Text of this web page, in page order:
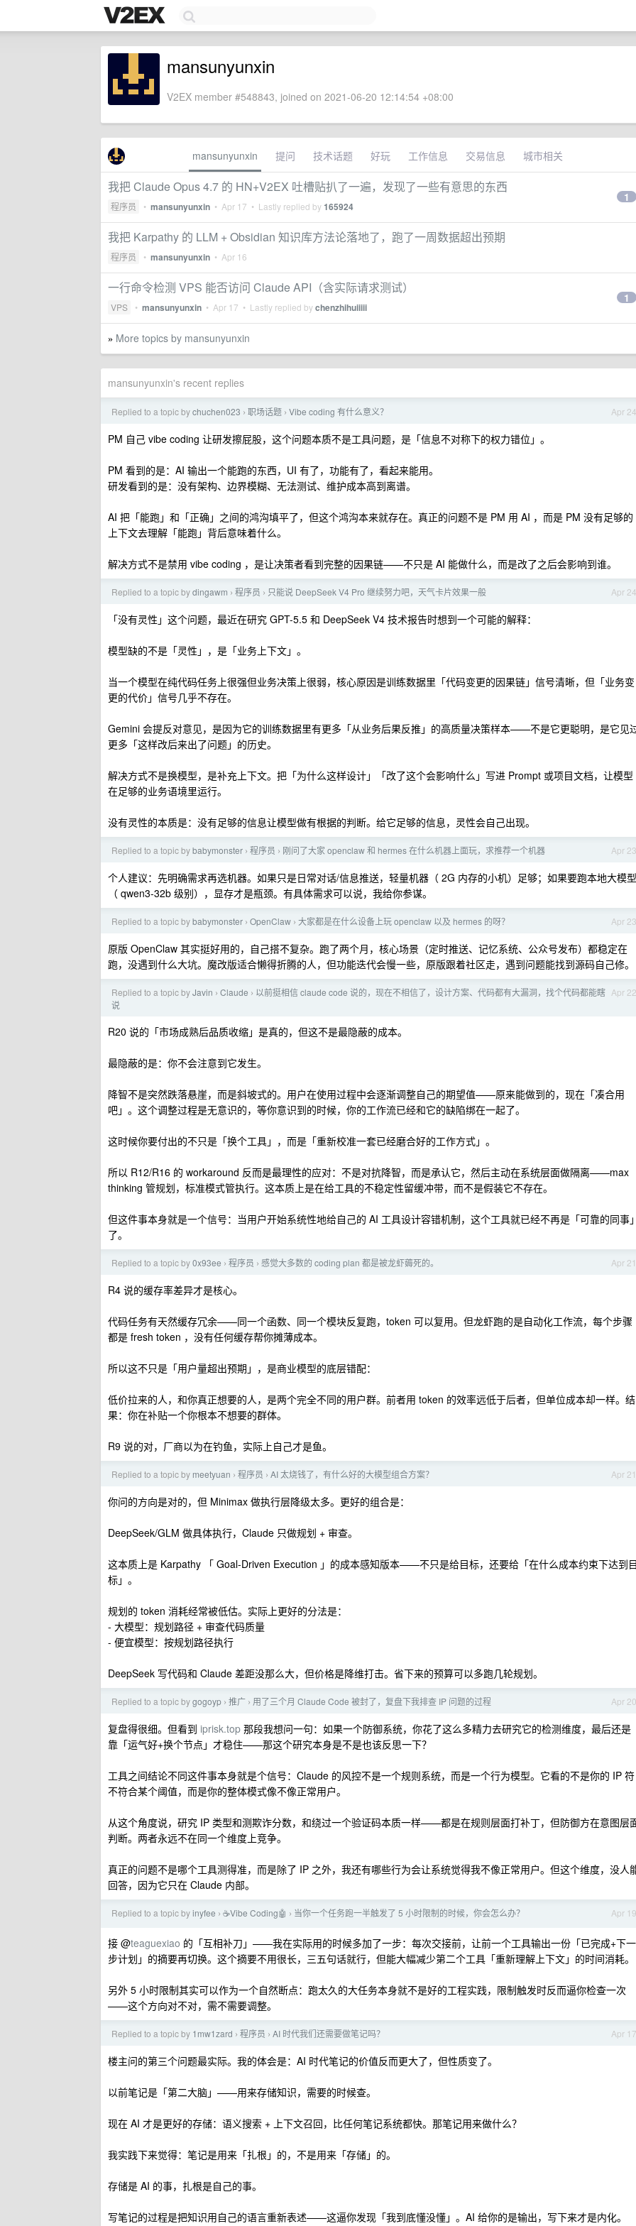
mansunyunxin
V2EX member #548843, joined on 2021-06-20 12:14:54 +08:00
mansunyunxin 提问 技术话题 好玩 工作信息 交易信息 城市相关
我把 Claude Opus 4.7 的 HN+V2EX 吐槽贴扒了一遍，发现了一些有意思的东西
程序员 • mansunyunxin • Apr 17 • Lastly replied by165924
1
我把 Karpathy 的 LLM + Obsidian 知识库方法论落地了，跑了一周数据超出预期
程序员 • mansunyunxin • Apr 16
一行命令检测 VPS 能否访问 Claude API（含实际请求测试）
VPS • mansunyunxin • Apr 17 • Lastly replied bychenzhihuiiiii
1
» More topics by mansunyunxin
mansunyunxin's recent replies
Apr 24
Replied to a topic bychuchen023 › 职场话题 › Vibe coding 有什么意义？
PM 自己 vibe coding 让研发擦屁股，这个问题本质不是工具问题，是「信息不对称下的权力错位」。
PM 看到的是：AI 输出一个能跑的东西，UI 有了，功能有了，看起来能用。
研发看到的是：没有架构、边界模糊、无法测试、维护成本高到离谱。
AI 把「能跑」和「正确」之间的鸿沟填平了，但这个鸿沟本来就存在。真正的问题不是 PM 用 AI ，而是 PM 没有足够的
上下文去理解「能跑」背后意味着什么。
解决方式不是禁用 vibe coding ，是让决策者看到完整的因果链——不只是 AI 能做什么，而是改了之后会影响到谁。
Apr 24
Replied to a topic bydingawm › 程序员 › 只能说 DeepSeek V4 Pro 继续努力吧，天气卡片效果一般
「没有灵性」这个问题，最近在研究 GPT-5.5 和 DeepSeek V4 技术报告时想到一个可能的解释：
模型缺的不是「灵性」，是「业务上下文」。
当一个模型在纯代码任务上很强但业务决策上很弱，核心原因是训练数据里「代码变更的因果链」信号清晰，但「业务变
更的代价」信号几乎不存在。
Gemini 会提反对意见，是因为它的训练数据里有更多「从业务后果反推」的高质量决策样本——不是它更聪明，是它见
更多「这样改后来出了问题」的历史。
解决方式不是换模型，是补充上下文。把「为什么这样设计」「改了这个会影响什么」写进 Prompt 或项目文档，让模型
在足够的业务语境里运行。
没有灵性的本质是：没有足够的信息让模型做有根据的判断。给它足够的信息，灵性会自己出现。
Apr 23
Replied to a topic bybabymonster › 程序员 › 刚问了大家 openclaw 和 hermes 在什么机器上面玩，求推荐一个机器
个人建议：先明确需求再选机器。如果只是日常对话/信息推送，轻量机器（ 2G 内存的小机）足够；如果要跑本地大模型
（ qwen3-32b 级别），显存才是瓶颈。有具体需求可以说，我给你参谋。
Apr 23
Replied to a topic bybabymonster › OpenClaw › 大家都是在什么设备上玩 openclaw 以及 hermes 的呀？
原版 OpenClaw 其实挺好用的，自己搭不复杂。跑了两个月，核心场景（定时推送、记忆系统、公众号发布）都稳定在
跑，没遇到什么大坑。魔改版适合懒得折腾的人，但功能迭代会慢一些，原版跟着社区走，遇到问题能找到源码自己修。
Apr 22
Replied to a topic byJavin › Claude › 以前挺相信 claude code 说的，现在不相信了，设计方案、代码都有大漏洞，找个代码都能瞎
说
R20 说的「市场成熟后品质收缩」是真的，但这不是最隐蔽的成本。
最隐蔽的是：你不会注意到它发生。
降智不是突然跌落悬崖，而是斜坡式的。用户在使用过程中会逐渐调整自己的期望值——原来能做到的，现在「凑合用
吧」。这个调整过程是无意识的，等你意识到的时候，你的工作流已经和它的缺陷绑在一起了。
这时候你要付出的不只是「换个工具」，而是「重新校准一套已经磨合好的工作方式」。
所以 R12/R16 的 workaround 反而是最理性的应对：不是对抗降智，而是承认它，然后主动在系统层面做隔离——max
thinking 管规划，标准模式管执行。这本质上是在给工具的不稳定性留缓冲带，而不是假装它不存在。
但这件事本身就是一个信号：当用户开始系统性地给自己的 AI 工具设计容错机制，这个工具就已经不再是「可靠的同事
了。
Apr 21
Replied to a topic by0x93ee › 程序员 › 感觉大多数的 coding plan 都是被龙虾薅死的。
R4 说的缓存率差异才是核心。
代码任务有天然缓存冗余——同一个函数、同一个模块反复跑，token 可以复用。但龙虾跑的是自动化工作流，每个步骤
都是 fresh token ，没有任何缓存帮你摊薄成本。
所以这不只是「用户量超出预期」，是商业模型的底层错配：
低价拉来的人，和你真正想要的人，是两个完全不同的用户群。前者用 token 的效率远低于后者，但单位成本却一样。结
果：你在补贴一个你根本不想要的群体。
R9 说的对，厂商以为在钓鱼，实际上自己才是鱼。
Apr 21
Replied to a topic by meetyuan › 程序员 › AI 太烧钱了，有什么好的大模型组合方案？
你问的方向是对的，但 Minimax 做执行层降级太多。更好的组合是：
DeepSeek/GLM 做具体执行，Claude 只做规划 + 审查。
这本质上是 Karpathy 「 Goal-Driven Execution 」的成本感知版本——不只是给目标，还要给「在什么成本约束下达到
标」。
规划的 token 消耗经常被低估。实际上更好的分法是：
- 大模型：规划路径 + 审查代码质量
- 便宜模型：按规划路径执行
DeepSeek 写代码和 Claude 差距没那么大，但价格是降维打击。省下来的预算可以多跑几轮规划。
Apr 20
Replied to a topic bygogoyp › 推广 › 用了三个月 Claude Code 被封了，复盘下我排查 IP 问题的过程
复盘得很细。但看到 iprisk.top 那段我想问一句：如果一个防御系统，你花了这么多精力去研究它的检测维度，最后还是
靠「运气好+换个节点」才稳住——那这个研究本身是不是也该反思一下？
工具之间结论不同这件事本身就是个信号：Claude 的风控不是一个规则系统，而是一个行为模型。它看的不是你的 IP 符
不符合某个阈值，而是你的整体模式像不像正常用户。
从这个角度说，研究 IP 类型和测欺诈分数，和绕过一个验证码本质一样——都是在规则层面打补丁，但防御方在意图层
判断。两者永远不在同一个维度上竞争。
真正的问题不是哪个工具测得准，而是除了 IP 之外，我还有哪些行为会让系统觉得我不像正常用户。但这个维度，没人
回答，因为它只在 Claude 内部。
Apr 19
Replied to a topic byinyfee › ☕Vibe Coding🤖 › 当你一个任务跑一半触发了 5 小时限制的时候，你会怎么办？
接 @teaguexiao 的「互相补刀」——我在实际用的时候多加了一步：每次交接前，让前一个工具输出一份「已完成+下一
步计划」的摘要再切换。这个摘要不用很长，三五句话就行，但能大幅减少第二个工具「重新理解上下文」的时间消耗。
另外 5 小时限制其实可以作为一个自然断点：跑太久的大任务本身就不是好的工程实践，限制触发时反而逼你检查一次
——这个方向对不对，需不需要调整。
Apr 17
Replied to a topic by 1mw1zard › 程序员 › AI 时代我们还需要做笔记吗？
楼主问的第三个问题最实际。我的体会是：AI 时代笔记的价值反而更大了，但性质变了。
以前笔记是「第二大脑」——用来存储知识，需要的时候查。
现在 AI 才是更好的存储：语义搜索 + 上下文召回，比任何笔记系统都快。那笔记用来做什么？
我实践下来觉得：笔记是用来「扎根」的，不是用来「存储」的。
存储是 AI 的事，扎根是自己的事。
写笔记的过程是把知识用自己的语言重新表述——这逼你发现「我到底懂没懂」。AI 给你的是输出，写下来才是内化。